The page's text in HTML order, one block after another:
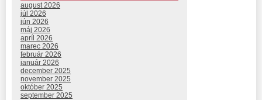
august 2026
júl 2026
jún 2026
máj 2026
apríl 2026
marec 2026
február 2026
január 2026
december 2025
november 2025
október 2025
september 2025